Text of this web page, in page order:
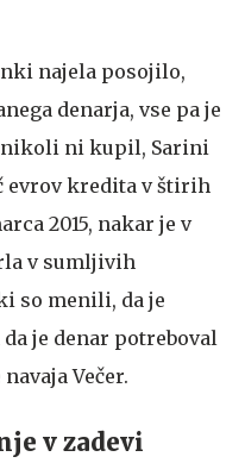
najela posojilo,
denarja, vse pa je
nikoli ni kupil, Sarini
evrov kredita v štirih
2015, nakar je v
v sumljivih
so menili, da je
je denar potreboval
Večer.
v zadevi